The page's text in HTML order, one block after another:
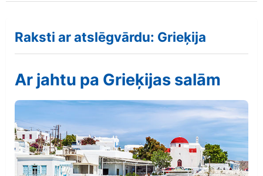
Raksti ar atslēgvārdu: Grieķija
Ar jahtu pa Grieķijas salām